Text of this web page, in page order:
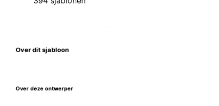
Over dit sjabloon
Over deze ontwerper